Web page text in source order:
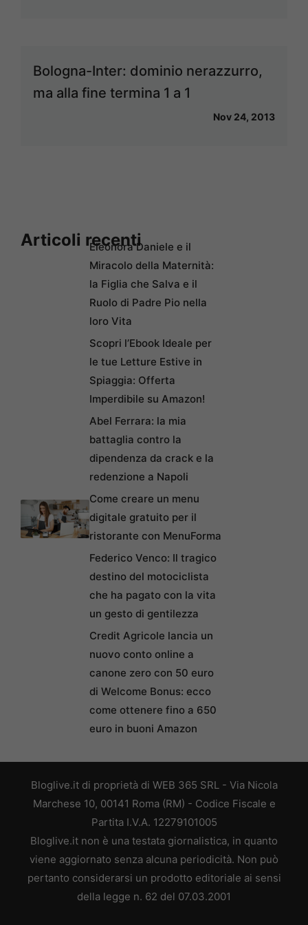
Bologna-Inter: dominio nerazzurro,
ma alla fine termina 1 a 1
Nov 24, 2013
Articoli recentiEleonora Daniele e il
Miracolo della Maternità:
la Figlia che Salva e il
Ruolo di Padre Pio nella
loro Vita
Scopri l’Ebook Ideale per
le tue Letture Estive in
Spiaggia: Offerta
Imperdibile su Amazon!
Abel Ferrara: la mia
battaglia contro la
dipendenza da crack e la
redenzione a Napoli
Come creare un menu
digitale gratuito per il
ristorante con MenuForma
Federico Venco: Il tragico
destino del motociclista
che ha pagato con la vita
un gesto di gentilezza
Credit Agricole lancia un
nuovo conto online a
canone zero con 50 euro
di Welcome Bonus: ecco
come ottenere fino a 650
euro in buoni Amazon
Bloglive.it di proprietà di WEB 365 SRL - Via Nicola
Marchese 10, 00141 Roma (RM) - Codice Fiscale e
Partita I.V.A. 12279101005
Bloglive.it non è una testata giornalistica, in quanto
viene aggiornato senza alcuna periodicità. Non può
pertanto considerarsi un prodotto editoriale ai sensi
della legge n. 62 del 07.03.2001